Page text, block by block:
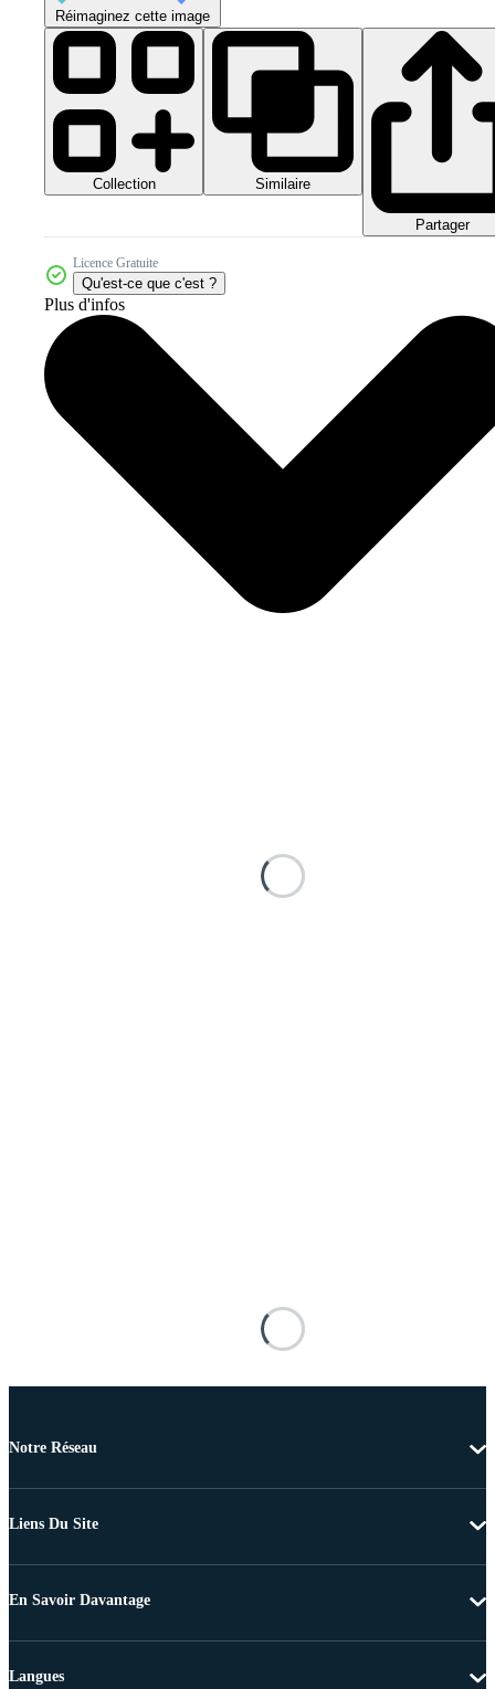
Réimaginez cette image
Collection Similaire
Partager
Licence Gratuite
Qu'est-ce que c'est ?
Plus d'infos
Notre Réseau
Liens Du Site
En Savoir Davantage
Langues